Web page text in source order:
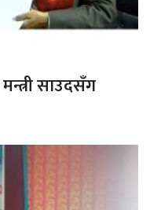
साउदसँग